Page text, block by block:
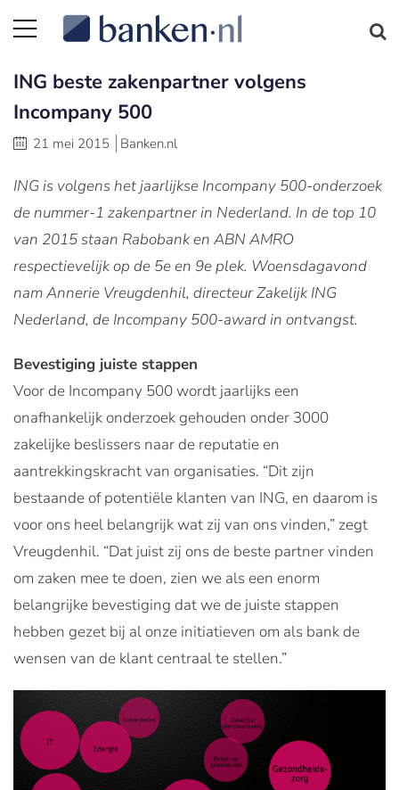
ING beste zakenpartner volgens
Incompany 500
21 mei 2015 Banken.nl
ING is volgens het jaarlijkse Incompany 500-onderzoek
de nummer-1 zakenpartner in Nederland. In de top 10
van 2015 staan Rabobank en ABN AMRO
respectievelijkop de 5e en 9e plek. Woensdagavond
nam Annerie Vreugdenhil, directeur Zakelijk ING
Nederland, de Incompany 500-award in ontvangst.
Bevestiging juiste stappen
Voor de Incompany 500 wordt jaarlijks een
onafhankelijk onderzoek gehouden onder 3000
zakelijke beslissers naar de reputatie en
aantrekkingskracht van organisaties. “Dit zijn
bestaande of potentiële klanten van ING, en daarom is
voor ons heel belangrijk wat zij van ons vinden,” zegt
Vreugdenhil. “Dat juist zij ons de beste partner vinden
om zaken mee te doen, zien we als een enorm
belangrijke bevestiging dat we de juiste stappen
hebben gezet bij al onze initiatieven om als bank de
wensen van de klant centraal te stellen.”